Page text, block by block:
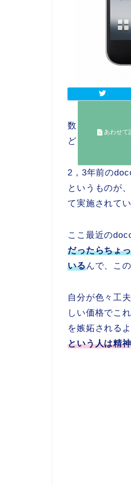
数ヶ月前に必
ど・・・
2，3年前の
というものが
て実施されてい
ここ最近の
だったらちょ
いるんで、こ
自分が色々工
しい価格でこ
を嫉妬される
という人は精